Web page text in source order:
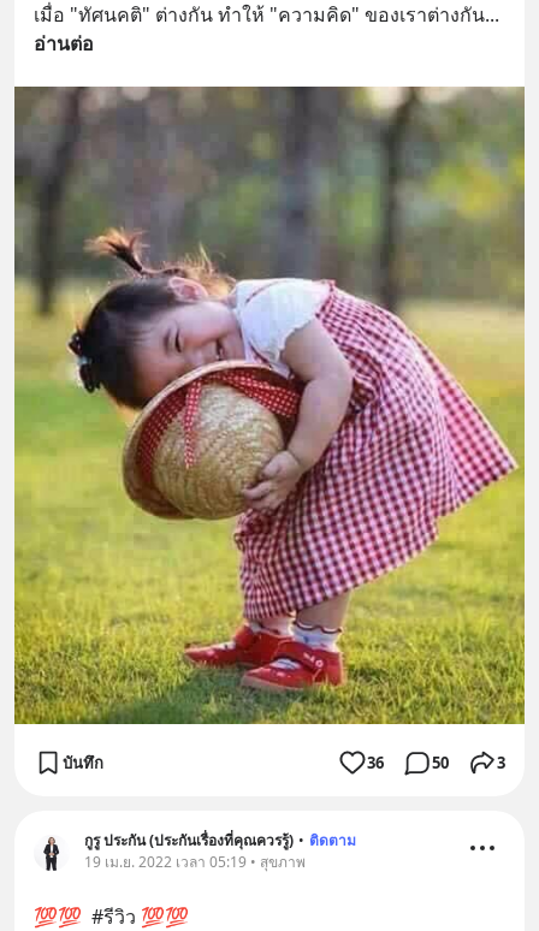
เมื่อ "ทัศนคติ" ต่างกัน ทำให้ "ความคิด" ของเราต่างกัน
อ่านต่อ
บันทึก 36 50 3
กูรู ประกัน (ประกันเรื่องที่คุณควรรู้) • ติดตาม
19 เม.ย. 2022 เวลา 05:19 • สุขภาพ
💯💯  #รีวิว 💯💯